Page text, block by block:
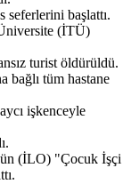
seferlerini başlattı.
(İTÜ)
turist öldürüldü.
bağlı tüm hastane
işkenceyle
(İLO) "Çocuk İşçi